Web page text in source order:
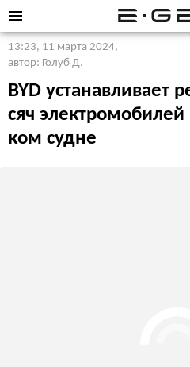
13:23, 11 марта 2024,
автор: Голуб Д.
BYD устанавливает
сяч электромобилей
ком судне